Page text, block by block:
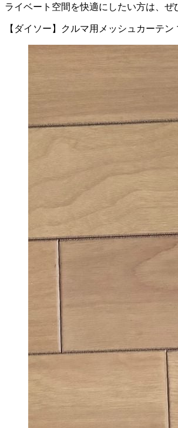
ライベート空間を快適にしたい方は、ぜ
【ダイソー】クルマ用メッシュカーテン